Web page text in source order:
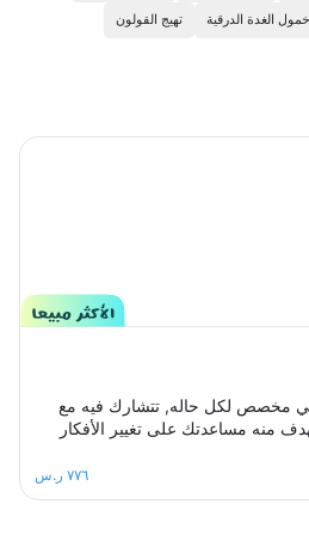
خمول الغدة الدرقية تهيج القولون
مخصص لكل حاله, تتشارك فيه مع
منه مساعدتك على تغيير الأفكار
الى جانبك خطوة بخطوة ليساعدك
المفرط لتعود لك الطمأنينة
٧٧٦ ر.س